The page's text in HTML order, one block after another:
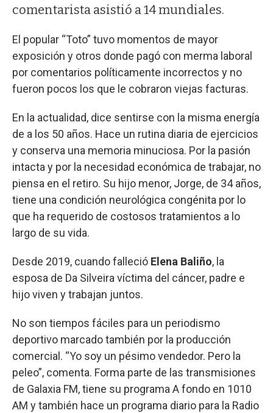
comentarista asistió a 14 mundiales.
El popular “Toto” tuvo momentos de mayor
exposición y otros donde pagó con merma laboral
por comentarios políticamente incorrectos y no
fueron pocos los que le cobraron viejas facturas.
En la actualidad, dice sentirse con la misma energía
de a los 50 años. Hace un rutina diaria de ejercicios
y conserva una memoria minuciosa. Por la pasión
intacta y por la necesidad económica de trabajar, no
piensa en el retiro. Su hijo menor, Jorge, de 34 años,
tiene una condición neurológica congénita por lo
que ha requerido de costosos tratamientos a lo
largo de su vida.
Desde 2019, cuando falleció Elena Baliño, la
esposa de Da Silveira víctima del cáncer, padre e
hijo viven y trabajan juntos.
No son tiempos fáciles para un periodismo
deportivo marcado también por la producción
comercial. “Yo soy un pésimo vendedor. Pero la
peleo”, comenta. Forma parte de las transmisiones
de Galaxia FM, tiene su programa A fondo en 1010
AM y también hace un programa diario para la Radio